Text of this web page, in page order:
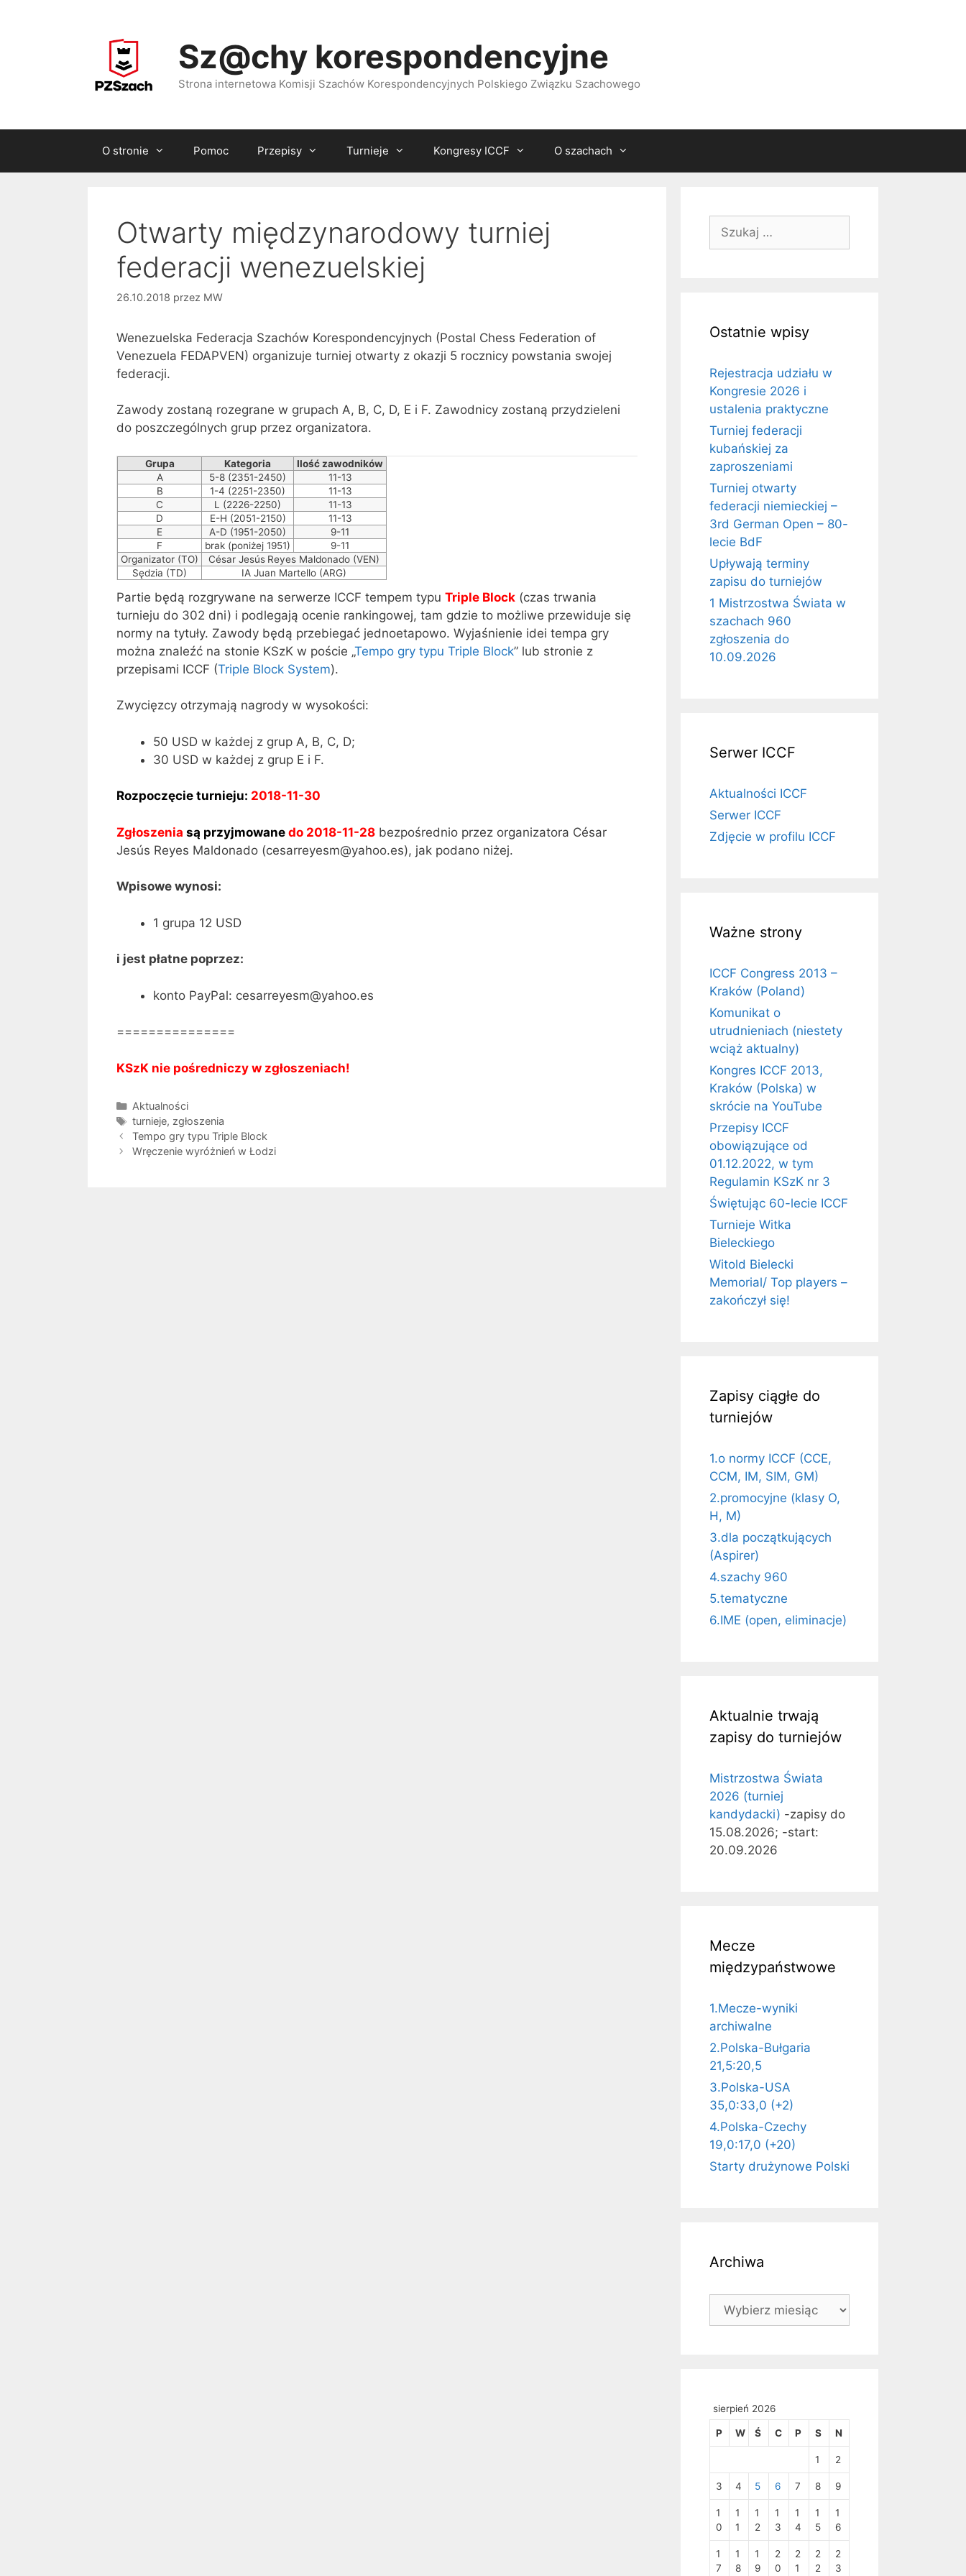
Sz@chy korespondencyjne
Strona internetowa Komisji Szachów Korespondencyjnych Polskiego Związku Szachowego
O stronie Pomoc Przepisy Turnieje Kongresy ICCF O szachach
Otwarty międzynarodowy turniej
federacji wenezuelskiej
26.10.2018 przez MW
Wenezuelska Federacja Szachów Korespondencyjnych (Postal Chess Federation of
Venezuela FEDAPVEN) organizuje turniej otwarty z okazji 5 rocznicy powstania swojej
federacji.
Zawody zostaną rozegrane w grupach A, B, C, D, E i F. Zawodnicy zostaną przydzieleni
do poszczególnych grup przez organizatora.
Grupa Kategoria
Ilość zawodników
A
5-8 (2351-2450)
11-13
B
1-4 (2251-2350)
11-13
C
L (2226-2250)
11-13
D
E-H (2051-2150)
11-13
E
A-D (1951-2050)
9-11
F
brak (poniżej 1951)
9-11
Organizator (TO)
César Jesús Reyes Maldonado (VEN)
Sędzia (TD)
IA Juan Martello (ARG)
Partie będą rozgrywane na serwerze ICCF tempem typu Triple Block (czas trwania
turnieju do 302 dni) i podlegają ocenie rankingowej, tam gdzie to możliwe przewiduje się
normy na tytuły. Zawody będą przebiegać jednoetapowo. Wyjaśnienie idei tempa gry
można znaleźć na stonie KSzK w poście „Tempo gry typu Triple Block” lub stronie z
przepisami ICCF (Triple Block System).
Zwycięzcy otrzymają nagrody w wysokości:
50 USD w każdej z grup A, B, C, D;
30 USD w każdej z grup E i F.
Rozpoczęcie turnieju: 2018-11-30
Zgłoszenia są przyjmowane do 2018-11-28 bezpośrednio przez organizatora César
Jesús Reyes Maldonado (cesarreyesm@yahoo.es), jak podano niżej.
Wpisowe wynosi:
1 grupa 12 USD
i jest płatne poprzez:
konto PayPal: cesarreyesm@yahoo.es
===============
KSzK nie pośredniczy w zgłoszeniach!
Kategorie
Aktualności
Tagi
turnieje, zgłoszenia
Tempo gry typu Triple Block
Wręczenie wyróżnień w Łodzi
Ostatnie wpisy
Rejestracja udziału w
Kongresie 2026 i
ustalenia praktyczne
Turniej federacji
kubańskiej za
zaproszeniami
Turniej otwarty
federacji niemieckiej –
3rd German Open – 80-
lecie BdF
Upływają terminy
zapisu do turniejów
1 Mistrzostwa Świata w
szachach 960
zgłoszenia do
10.09.2026
Serwer ICCF
Aktualności ICCF
Serwer ICCF
Zdjęcie w profilu ICCF
Ważne strony
ICCF Congress 2013 –
Kraków (Poland)
Komunikat o
utrudnieniach (niestety
wciąż aktualny)
Kongres ICCF 2013,
Kraków (Polska) w
skrócie na YouTube
Przepisy ICCF
obowiązujące od
01.12.2022, w tym
Regulamin KSzK nr 3
Świętując 60-lecie ICCF
Turnieje Witka
Bieleckiego
Witold Bielecki
Memorial/ Top players –
zakończył się!
Zapisy ciągłe do
turniejów
1.o normy ICCF (CCE,
CCM, IM, SIM, GM)
2.promocyjne (klasy O,
H, M)
3.dla początkujących
(Aspirer)
4.szachy 960
5.tematyczne
6.IME (open, eliminacje)
Aktualnie trwają
zapisy do turniejów
Mistrzostwa Świata
2026 (turniej
kandydacki) -zapisy do
15.08.2026; -start:
20.09.2026
Mecze
międzypaństwowe
1.Mecze-wyniki
archiwalne
2.Polska-Bułgaria
21,5:20,5
3.Polska-USA
35,0:33,0 (+2)
4.Polska-Czechy
19,0:17,0 (+20)
Starty drużynowe Polski
Archiwa
Archiwa
sierpień 2026
P W Ś C P S N
1 2
3 4 5 6 7 8 9
1
0
1
1
1
2
1
3
1
4
1
5
1
6
1
7
1
8
1
9
2
0
2
1
2
2
2
3